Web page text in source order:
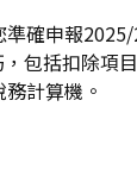
確申報
包括扣除項
計算機。